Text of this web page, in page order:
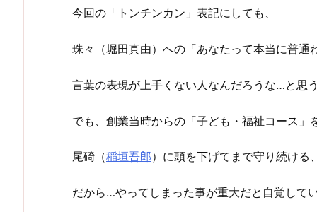
今回の「トンチンカン」表記にしても、
珠々（堀田真由）への「あなたって本当に普通
言葉の表現が上手くない人なんだろうな…と思
でも、創業当時からの「子ども・福祉コース」
尾碕（稲垣吾郎）に頭を下げてまで守り続ける
だから…やってしまった事が重大だと自覚して